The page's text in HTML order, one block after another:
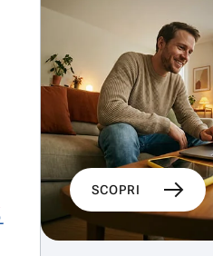
SCOPRI